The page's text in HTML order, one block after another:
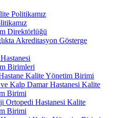
Politikamız
Direktörlüğü
Akreditasyon Gösterge
Birimleri
Kalite Yönetim Birimi
Kalp Damar Hastanesi Kalite
Birimi
Ortopedi Hastanesi Kalite
Birimi